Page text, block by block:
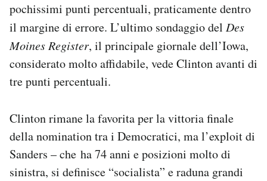
pochissimi punti percentuali, praticamente dentro
il margine di errore. L’ultimo sondaggio del Des
Moines Register, il principale giornale dell’Iowa,
considerato molto affidabile, vede Clinton avanti di
tre punti percentuali.
Clinton rimane la favorita per la vittoria finale
della nomination tra i Democratici, ma l’exploit di
Sanders – che ha 74 anni e posizioni molto di
sinistra, si definisce “socialista” e raduna grandi